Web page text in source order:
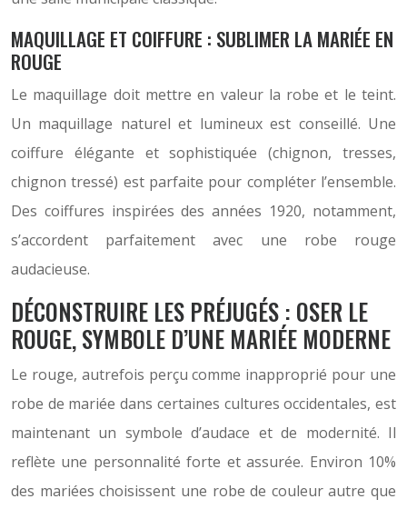
MAQUILLAGE ET COIFFURE : SUBLIMER LA MARIÉE EN
ROUGE
Le maquillage doit mettre en valeur la robe et le teint.
Un maquillage naturel et lumineux est conseillé. Une
coiffure élégante et sophistiquée (chignon, tresses,
chignon tressé) est parfaite pour compléter l’ensemble.
Des coiffures inspirées des années 1920, notamment,
s’accordent parfaitement avec une robe rouge
audacieuse.
DÉCONSTRUIRE LES PRÉJUGÉS : OSER LE
ROUGE, SYMBOLE D’UNE MARIÉE MODERNE
Le rouge, autrefois perçu comme inapproprié pour une
robe de mariée dans certaines cultures occidentales, est
maintenant un symbole d’audace et de modernité. Il
reflète une personnalité forte et assurée. Environ 10%
des mariées choisissent une robe de couleur autre que